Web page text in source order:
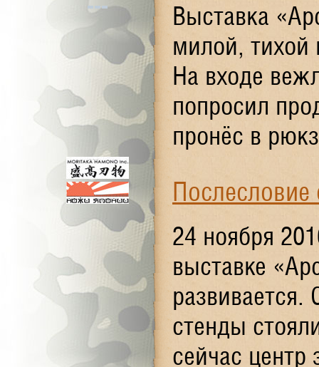
Выставка
милой, тихой
На входе
попросил
пронёс в
24 ноября
выставке
стенды
сейчас центр